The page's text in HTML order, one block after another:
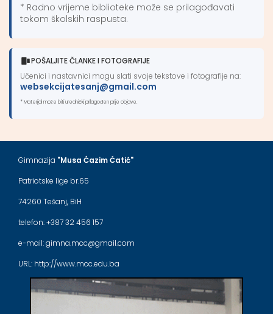
* Radno vrijeme biblioteke može se prilagođavati
tokom školskih raspusta.
POŠALJITE ČLANKE I FOTOGRAFIJE
Učenici i nastavnici mogu slati svoje tekstove i fotografije na:
websekcijatesanj@gmail.com
* Materijal može biti urednički prilagođen prije objave.
Gimnazija "Musa Ćazim Ćatić"
Patriotske lige br.65
74260 Tešanj, BiH
telefon: +387 32 456 157
e-mail: gimna.mcc@gmail.com
URL: http://www.mcc.edu.ba